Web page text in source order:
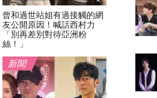
曾和過世站姐有過接觸的網
友公開原因！喊話西村力
「別再差別對待亞洲粉
絲！」
新聞